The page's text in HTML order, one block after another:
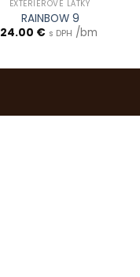
EXTERIÉROVÉ LÁTKY
RAINBOW 9
24.00 € s DPH /bm